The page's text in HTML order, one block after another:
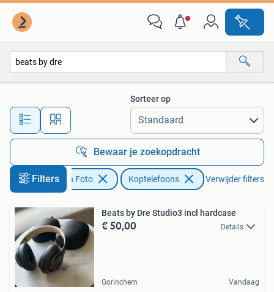
Alle afstanden…
Sorteer op
Bewaar je zoekopdracht
Filters
Audio, Tv en Foto Koptelefoons Verwijder filters
Beats by Dre Studio3 incl hardcase
€ 50,00 Details
Gorinchem Vandaag